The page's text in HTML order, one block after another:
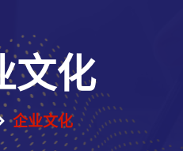
文化
企业文化